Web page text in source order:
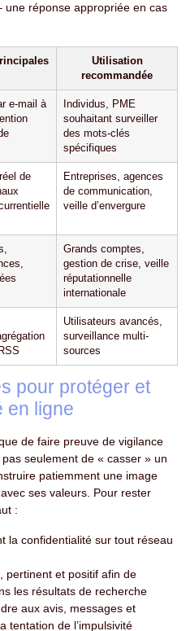
une réponse appropriée en cas
Utilisation
recommandée
e-mail à
Individus, PME
souhaitant surveiller
des mots-clés
spécifiques
de
Entreprises, agences
de communication,
veille d’envergure
Grands comptes,
gestion de crise, veille
réputationnelle
internationale
Utilisateurs avancés,
surveillance multi-
sources
pour protéger et
en ligne
de faire preuve de vigilance
pas seulement de « casser » un
patiemment une image
ses valeurs. Pour rester
:
la confidentialité sur tout réseau
pertinent et positif afin de
les résultats de recherche
aux avis, messages et
tentation de l’impulsivité